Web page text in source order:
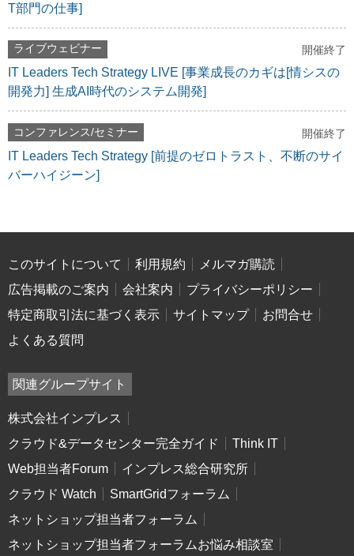
T部門の仕事]
ライブウェビナー 開催終了
IT Leaders Tech Strategy LIVE [事業成長のカギは[情シスの
開発力] 生成AI時代のシステム開発]
コンファレンス/セミナー 開催終了
IT Leaders Tech Strategy [前提のゼロトラスト、不断のサイ
バーハイジーン]
このサイトについて 利用規約
メルマガ購読
広告掲載のご案内
会社案内
プライバシーポリシー
特定商取引法に基づく表示
サイトマップ
お問合せ
よくある質問
関連グループサイト
株式会社インプレス
クラウド&データセンター完全ガイド
Think IT
Web担当者Forum
インプレス総合研究所
クラウド Watch
SmartGridフォーラム
ネットショップ担当者フォーラム
ネットショップ担当者フォーラムお悩み相談室